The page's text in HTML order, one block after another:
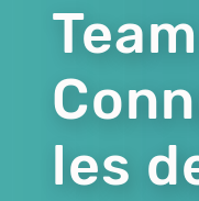
les